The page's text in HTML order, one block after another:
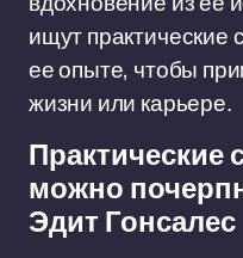
ищут практические
ее опыте, чтобы
жизни или карьере.
Практические
можно
Эдит Гонсалес